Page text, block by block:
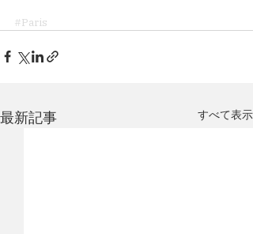
#Paris
最新記事 すべて表示